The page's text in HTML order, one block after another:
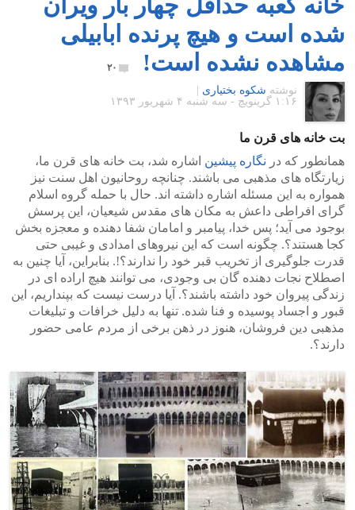
شده است و هیچ پرنده ابابیلی
مشاهده نشده است!
۲۰
نوشته شکوه بختیاری
۱:۱۶ گرينويچ - سه شنبه ۴ شهریور ۱۳۹۳
بت خانه های قرن ما
همانطور که در نگاره پیشین اشاره شد، بت خانه های قرن ما،
زیارتگاه های مذهبی می باشند. چنانچه روحانیون اهل سنت نیز
همواره به این مسئله اشاره داشته اند. حال با حمله گروه اسلام
گرای افراطی داعش به مکان های مقدس شیعیان، این پرسش
بوجود می آید؛ پس خدا، پیامبر و امامان شفا دهنده و معجزه بخش
کجا هستند؟. چگونه است که این نیروهای امدادی و غیبی حتی
قدرت جلوگیری از تخریب قبر خود را ندارند؟!. بنابراین، آیا چنین به
اصطلاح نجات دهنده گان بی وجودی، می توانند هیچ اراده ای در
زندگی پیروان خود داشته باشند؟. آیا درست نیست که بپنداریم، این
قبور و اجساد پوسیده و فنا شده. تنها به دلیل خرافات و تبلیغات
مذهبی دین فروشان، هنوز در ذهن برخی از مردم عامی حضور
دارند؟.